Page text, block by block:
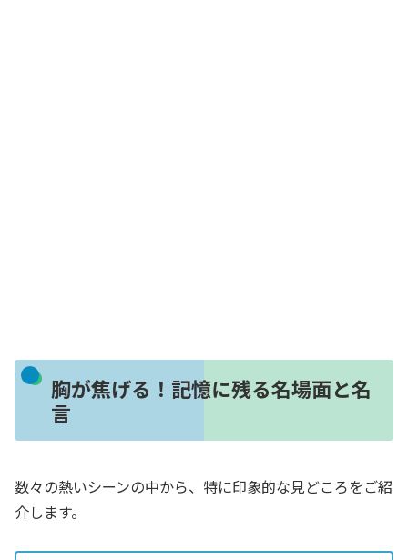
胸が焦げる！記憶に残る名場面と名
言
数々の熱いシーンの中から、特に印象的な見どころをご紹
介します。